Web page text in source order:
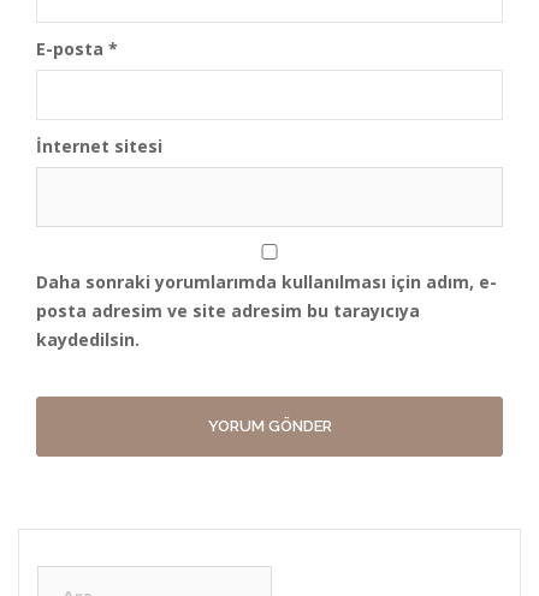
E-posta *
İnternet sitesi
Daha sonraki yorumlarımda kullanılması için adım, e-
posta adresim ve site adresim bu tarayıcıya
kaydedilsin.